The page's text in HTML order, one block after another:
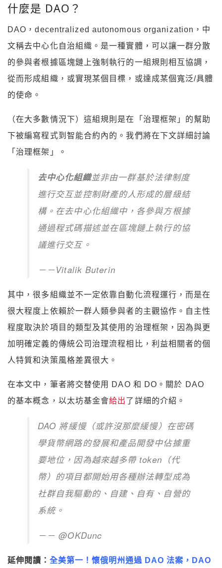
什麼是 DAO？
DAO，decentralized autonomous organization，中
文稱去中心化自治組織。是一種實體，可以讓一群分散
的參與者根據區塊鏈上強制執行的一組規則相互協調，
從而形成組織，或實現某個目標，或達成某個寬泛/具體
的使命。
（在大多數情況下）這組規則是在「治理框架」的幫助
下被編寫程式到智能合約內的。我們將在下文詳細討論
「治理框架」。
去中心化組織並非由一群基於法律制度
進行交互並控制財產的人形成的層級結
構。在去中心化組織中，各參與方根據
通過程式碼描述並在區塊鏈上執行的協
議進行交互。
－－Vitalik Buterin
其中，很多組織並不一定依靠自動化流程運行，而是在
很大程度上依賴於一群人類參與者的主觀協作。自主性
程度取決於項目的類型及其使用的治理框架，因為與更
加明確定義的傳統公司治理流程相比，利益相關者的個
人特質和決策風格差異很大。
在本文中，筆者將交替使用 DAO 和 DO。關於 DAO
的基本概念，以太坊基金會給出了詳細的介紹。
DAO 將緩慢（或許沒那麼緩慢）在密碼
學貨幣網路的發展和產品開發中佔據重
要地位，因為越來越多帶 token（代
幣）的項目都開始用各種辦法轉型成為
社群自我驅動的、自建、自有、自營的
系統。
－－ @OKDunc
延伸閱讀： 全美第一！懷俄明州通過 DAO 法案，DAO